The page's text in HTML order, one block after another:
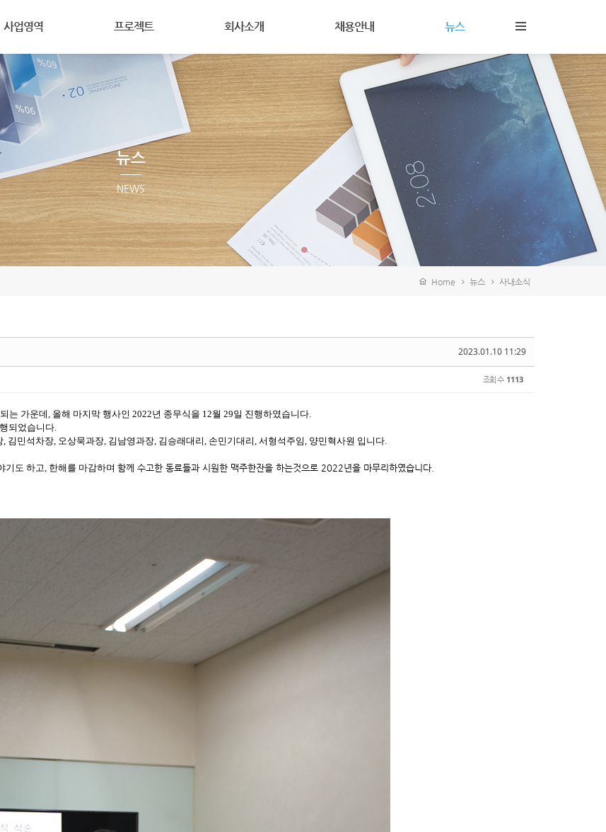
사업영역
구조설계
성능설계
건축물안전진단및점검
건설안전점검
VE설계
프로젝트문의
프로젝트
대표프로젝트
회사소개
기업이념
회사연혁
회사조직
임원소개
Contact
채용안내
인재상및복리후생
채용정보
뉴스
뉴스
사내소식
뉴스
NEWS
Home 뉴스 사내소식
2023.01.10 11:29
조회 수 1113
는 가운데, 올해 마지막 행사인 2022년 종무식을 12월 29일 진행하였습니다.
되었습니다.
김민석차장, 오상묵과장, 김남영과장, 김승래대리, 손민기대리, 서형석주임, 양민혁사원 입니다.
기도 하고, 한해를 마감하며 함께 수고한 동료들과 시원한 맥주한잔을 하는것으로 2022년을 마무리하였습니다.